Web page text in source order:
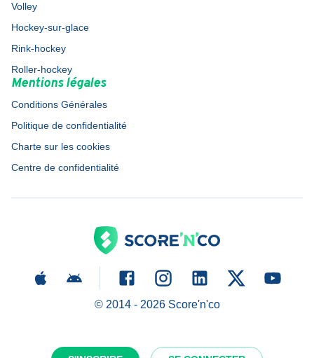
Volley
Hockey-sur-glace
Rink-hockey
Roller-hockey
Mentions légales
Conditions Générales
Politique de confidentialité
Charte sur les cookies
Centre de confidentialité
© 2014 - 2026Score'n'co